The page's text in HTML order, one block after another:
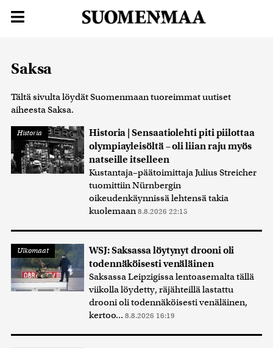
Saksa
Tältä sivulta löydät Suomenmaan tuoreimmat uutiset
aiheesta Saksa.
Historia
Historia | Sensaatiolehti piti piilottaa
olympiayleisöltä – oli liian raju myös
natseille itselleen
Kustantaja–päätoimittaja Julius Streicher
tuomittiin Nürnbergin
oikeudenkäynnissä lehtensä takia
kuolemaan 8.8.2026 22:15
Ulkomaat
WSJ: Saksassa löytynyt drooni oli
todennäköisesti venäläinen
Saksassa Leipzigissa lentoasemalta tällä
viikolla löydetty, räjähteillä lastattu
drooni oli todennäköisesti venäläinen,
kertoo... 8.8.2026 16:19